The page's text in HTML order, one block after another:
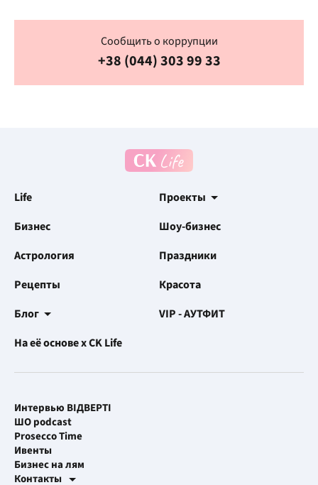
Сообщить о коррупции
+38 (044) 303 99 33
Life
Проекты
Бизнес
Шоу-бизнес
Астрология
Праздники
Рецепты
Красота
Блог
VIP - АУТФИТ
На её основе x CK Life
Интервью ВІДВЕРТІ
ШО podcast
Prosecco Time
Ивенты
Бизнес на лям
Контакты